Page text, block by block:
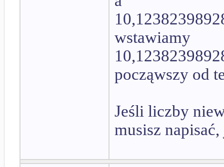
wstawiamy
począwszy od
Jeśli liczby
musisz